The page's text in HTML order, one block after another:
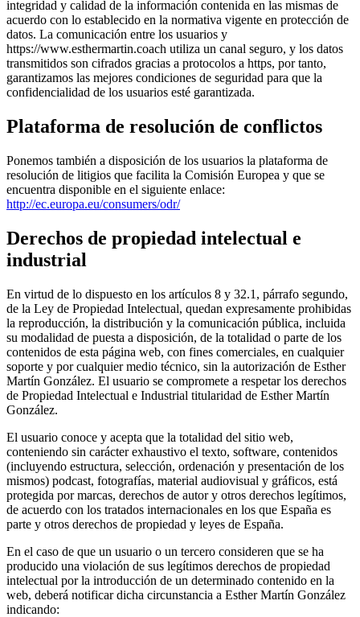
integridad y calidad de la información contenida en las mismas de
acuerdo con lo establecido en la normativa vigente en protección de
datos. La comunicación entre los usuarios y
https://www.esthermartin.coach utiliza un canal seguro, y los datos
transmitidos son cifrados gracias a protocolos a https, por tanto,
garantizamos las mejores condiciones de seguridad para que la
confidencialidad de los usuarios esté garantizada.
Plataforma de resolución de conflictos
Ponemos también a disposición de los usuarios la plataforma de
resolución de litigios que facilita la Comisión Europea y que se
encuentra disponible en el siguiente enlace:
http://ec.europa.eu/consumers/odr/
Derechos de propiedad intelectual e
industrial
En virtud de lo dispuesto en los artículos 8 y 32.1, párrafo segundo,
de la Ley de Propiedad Intelectual, quedan expresamente prohibidas
la reproducción, la distribución y la comunicación pública, incluida
su modalidad de puesta a disposición, de la totalidad o parte de los
contenidos de esta página web, con fines comerciales, en cualquier
soporte y por cualquier medio técnico, sin la autorización de Esther
Martín González. El usuario se compromete a respetar los derechos
de Propiedad Intelectual e Industrial titularidad de Esther Martín
González.
El usuario conoce y acepta que la totalidad del sitio web,
conteniendo sin carácter exhaustivo el texto, software, contenidos
(incluyendo estructura, selección, ordenación y presentación de los
mismos) podcast, fotografías, material audiovisual y gráficos, está
protegida por marcas, derechos de autor y otros derechos legítimos,
de acuerdo con los tratados internacionales en los que España es
parte y otros derechos de propiedad y leyes de España.
En el caso de que un usuario o un tercero consideren que se ha
producido una violación de sus legítimos derechos de propiedad
intelectual por la introducción de un determinado contenido en la
web, deberá notificar dicha circunstancia a Esther Martín González
indicando: